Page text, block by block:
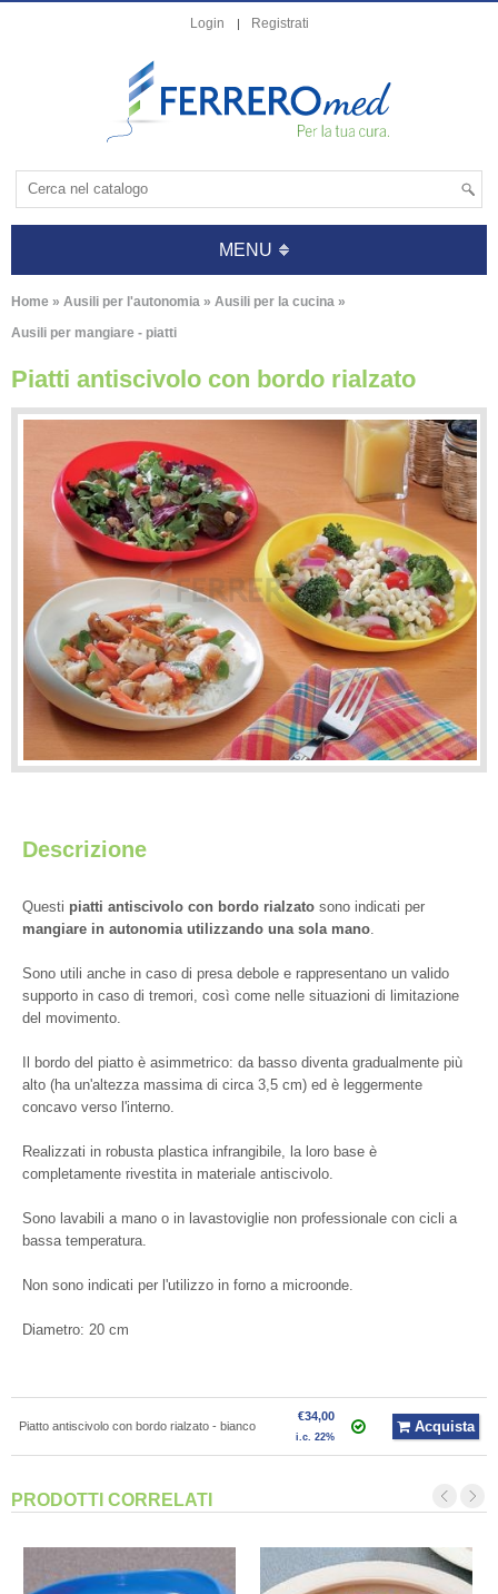
Login Registrati
MENU
Home » Ausili per l'autonomia » Ausili per la cucina »
Ausili per mangiare - piatti
Piatti antiscivolo con bordo rialzato
Descrizione
Questi piatti antiscivolo con bordo rialzato sono indicati per
mangiare in autonomia utilizzando una sola mano.
Sono utili anche in caso di presa debole e rappresentano un valido
supporto in caso di tremori, così come nelle situazioni di limitazione
del movimento.
Il bordo del piatto è asimmetrico: da basso diventa gradualmente più
alto (ha un'altezza massima di circa 3,5 cm) ed è leggermente
concavo verso l'interno.
Realizzati in robusta plastica infrangibile, la loro base è
completamente rivestita in materiale antiscivolo.
Sono lavabili a mano o in lavastoviglie non professionale con cicli a
bassa temperatura.
Non sono indicati per l'utilizzo in forno a microonde.
Diametro: 20 cm
Piatto antiscivolo con bordo rialzato - bianco
€34,00
i.c. 22%
Acquista
PRODOTTI CORRELATI